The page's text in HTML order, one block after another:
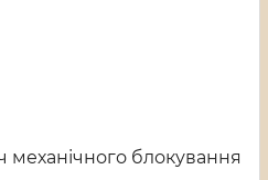
механічного блокування